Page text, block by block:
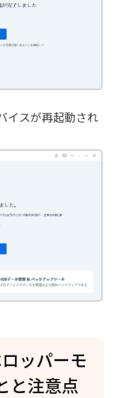
イスが再起動され
ッパーモ
と注意点